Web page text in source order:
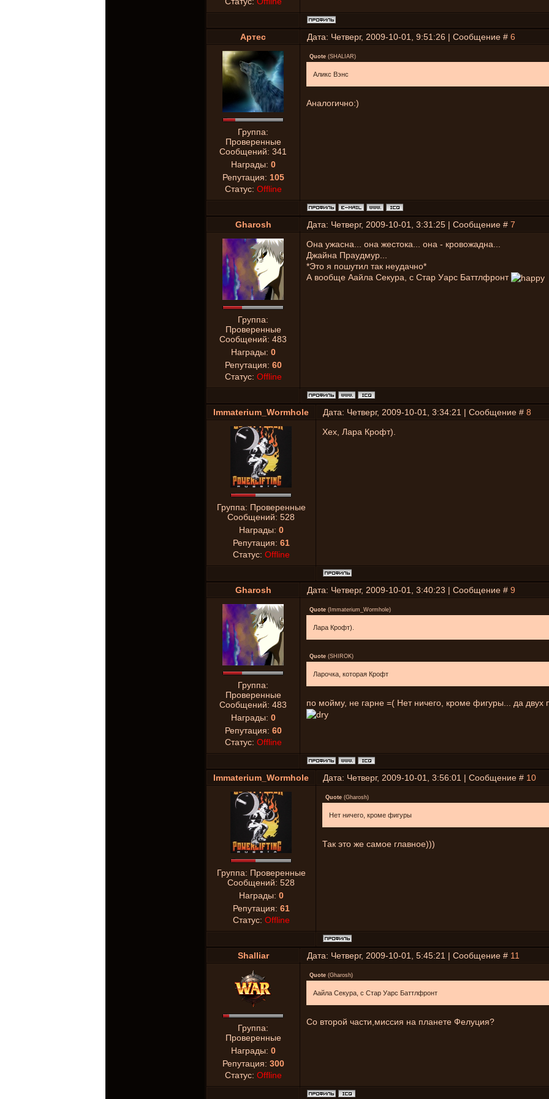
Аpтeс Дата: Четверг, 2009-10-01, 9:51:26 | Сообщение # 6
Группа:
Проверенные
Сообщений: 341
Награды: 0
Репутация: 105
Статус: Offline
Quote (SHALIAR)
Аликс Вэнс
Аналогично:)
Gharosh Дата: Четверг, 2009-10-01, 3:31:25 | Сообщение # 7
Группа:
Проверенные
Сообщений: 483
Награды: 0
Репутация: 60
Статус: Offline
Она ужасна... она жестока... она - кровожадна...
Джайна Праудмур...
*Это я пошутил так неудачно*
А вообще Аайла Секура, с Стар Уарс Баттлфронт
Immaterium_Wormhole Дата: Четверг, 2009-10-01, 3:34:21 | Сообщение # 8
Группа: Проверенные
Сообщений: 528
Награды: 0
Репутация: 61
Статус: Offline
Хех, Лара Крофт).
Gharosh Дата: Четверг, 2009-10-01, 3:40:23 | Сообщение # 9
Группа:
Проверенные
Сообщений: 483
Награды: 0
Репутация: 60
Статус: Offline
Quote ( Immaterium_Wormhole)
Лара Крофт).
Quote (SHIROK)
Ларочка, которая Крофт
по мойму, не гарне =( Нет ничего, кроме фигуры... да двух
Immaterium_Wormhole Дата: Четверг, 2009-10-01, 3:56:01 | Сообщение # 10
Группа: Проверенные
Сообщений: 528
Награды: 0
Репутация: 61
Статус: Offline
Quote (Gharosh)
Нет ничего, кроме фигуры
Так это же самое главное)))
Shalliar Дата: Четверг, 2009-10-01, 5:45:21 | Сообщение # 11
Группа:
Проверенные
Награды: 0
Репутация: 300
Статус: Offline
Quote (Gharosh)
Аайла Секура, с Стар Уарс Баттлфронт
Со второй части,миссия на планете Фелуция?